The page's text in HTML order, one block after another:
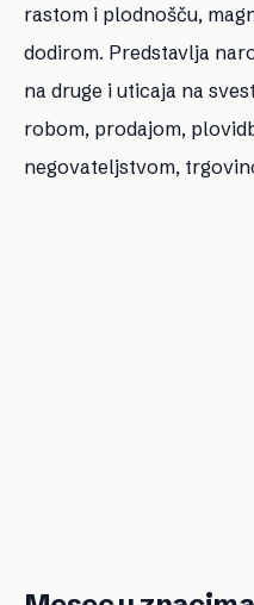
rastom i plodnošču,
dodirom. Predstavlja
na druge i uticaja na
robom, prodajom,
negovateljstvom,